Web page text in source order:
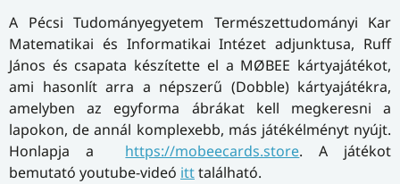
A Pécsi Tudományegyetem Természettudományi Kar
Matematikai és Informatikai Intézet adjunktusa, Ruff
János és csapata készítette el a MØBEE kártyajátékot,
ami hasonlít arra a népszerű (Dobble) kártyajátékra,
amelyben az egyforma ábrákat kell megkeresni a
lapokon, de annál komplexebb, más játékélményt nyújt.
Honlapja a https://mobeecards.store. A játékot
bemutató youtube-videó itttalálható.